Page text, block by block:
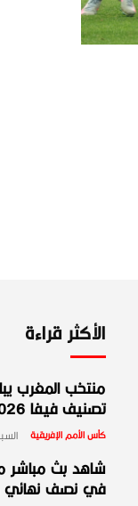
الأكثر قراءة
منتخب المغرب
تصنيف فيفا 2026
كأس الأمم الإفريقية السبت، 10
شاهد بث مباشر
في نصف نهائي